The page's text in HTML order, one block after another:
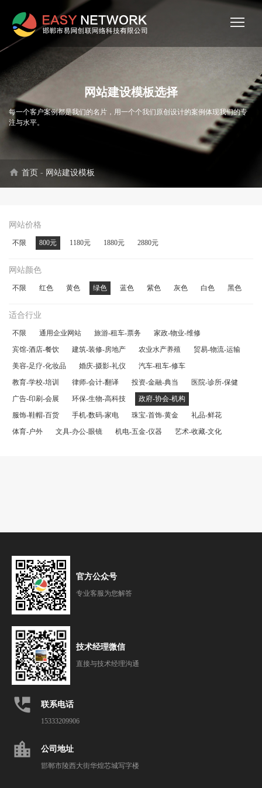
网站建设模板选择
每一个客户案例都是我们的名片，用一个个我们原创设计的案例体现我们的专
注与水平。
home 首页 - 网站建设模板
网站价格
不限 800元 1180元 1880元 2880元
网站颜色
不限 红色 黄色 绿色 蓝色 紫色 灰色 白色 黑色
适合行业
不限 通用企业网站 旅游-租车-票务
家政-物业-维修
宾馆-酒店-餐饮
建筑-装修-房地产 农业水产养殖
贸易-物流-运输
美容-足疗-化妆品
婚庆-摄影-礼仪
汽车-租车-修车
教育-学校-培训
律师-会计-翻译 投资-金融-典当
医院-诊所-保健
广告-印刷-会展
环保-生物-高科技
政府-协会-机构
服饰-鞋帽-百货
手机-数码-家电 珠宝-首饰-黄金
礼品-鲜花
体育-户外
文具-办公-眼镜 机电-五金-仪器 艺术-收藏-文化
官方公众号
专业客服为您解答
技术经理微信
直接与技术经理沟通
perm_phone_msg 联系电话
15333209906
location_city 公司地址
邯郸市陵西大街华煌芯城写字楼